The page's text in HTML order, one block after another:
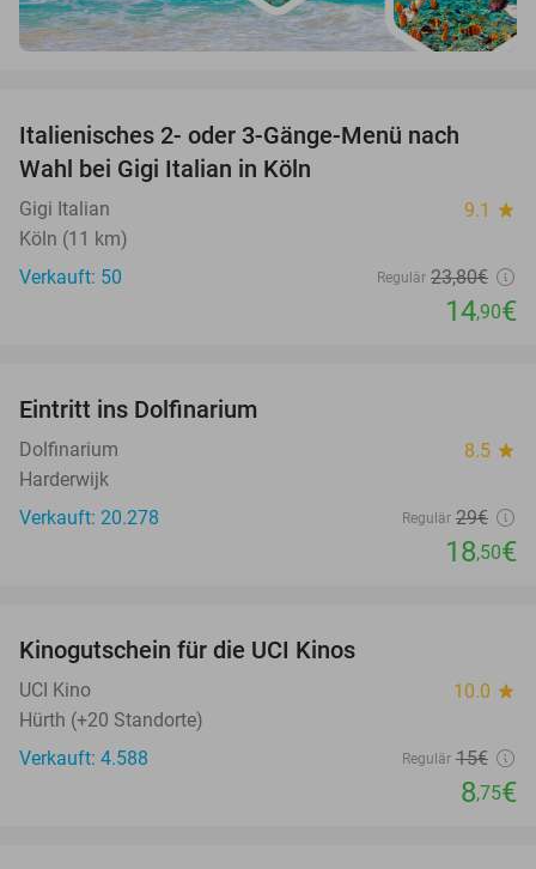
Italienisches 2- oder 3-Gänge-Menü nach
Wahl bei Gigi Italian in Köln
Gigi Italian 9.1 star
Köln (11 km)
Verkauft: 50
Regulär 23,80€
14,90€
Eintritt ins Dolfinarium
Dolfinarium 8.5 star
Harderwijk
Verkauft: 20.278
Regulär 29€
18,50€
Kinogutschein für die UCI Kinos
UCI Kino 10.0 star
Hürth (+20 Standorte)
Verkauft: 4.588
Regulär 15€
8,75€